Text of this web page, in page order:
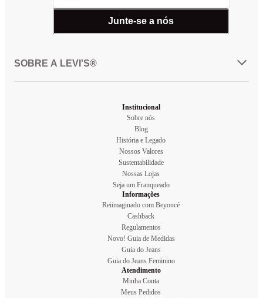
Junte-se a nós
SOBRE A LEVI'S®
Institucional
Sobre nós
Blog
História e Legado
Nossos Valores
Sustentabilidade
Nossas Lojas
Seja um Franqueado
Informações
Reiimaginado com Beyoncé
Cashback
Regulamentos
Novo! Guia de Medidas
Guia do Jeans
Guia do Jeans Feminino
Atendimento
Minha Conta
Meus Pedidos